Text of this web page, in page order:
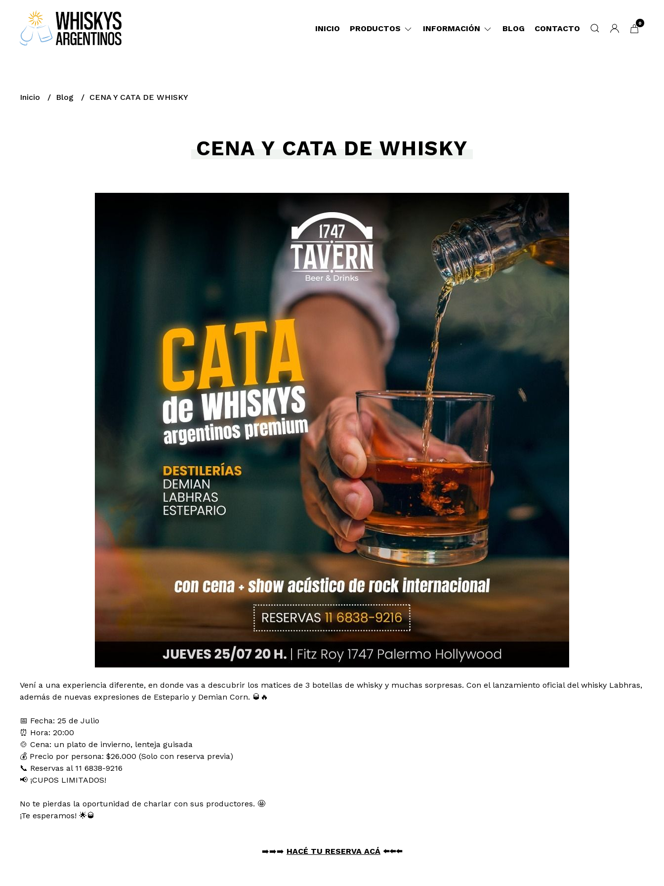
INICIO PRODUCTOS INFORMACIÓN BLOG CONTACTO
0
Inicio Blog CENA Y CATA DE WHISKY
CENA Y CATA DE WHISKY
Vení a una experiencia diferente, en donde vas a descubrir los matices de 3 botellas de whisky y muchas sorpresas. Con el lanzamiento oficial del whisky Labhras,
además de nuevas expresiones de Estepario y Demian Corn. 🥃🔥
📅 Fecha: 25 de Julio
⏰ Hora: 20:00
🍲 Cena: un plato de invierno, lenteja guisada
💰 Precio por persona: $26.000 (Solo con reserva previa)
📞 Reservas al 11 6838-9216
📢 ¡CUPOS LIMITADOS!
No te pierdas la oportunidad de charlar con sus productores. 🤩
¡Te esperamos! 🌟🥃
➡️➡️➡️ HACÉ TU RESERVA ACÁ ⬅️⬅️⬅️